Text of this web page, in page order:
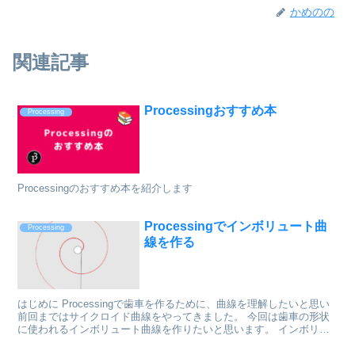
かめのの
関連記事
Processing Processingおすすめ本
Processingのおすすめ本を紹介します
Processing
Processingでインボリュート曲
線を作る
はじめに Processingで歯車を作るために、曲線を理解したいと思い
前回まではサイクロイド曲線をやってきました。 今回は歯車の形状
に使われるインボリュート曲線を作りたいと思います。 インボリュ